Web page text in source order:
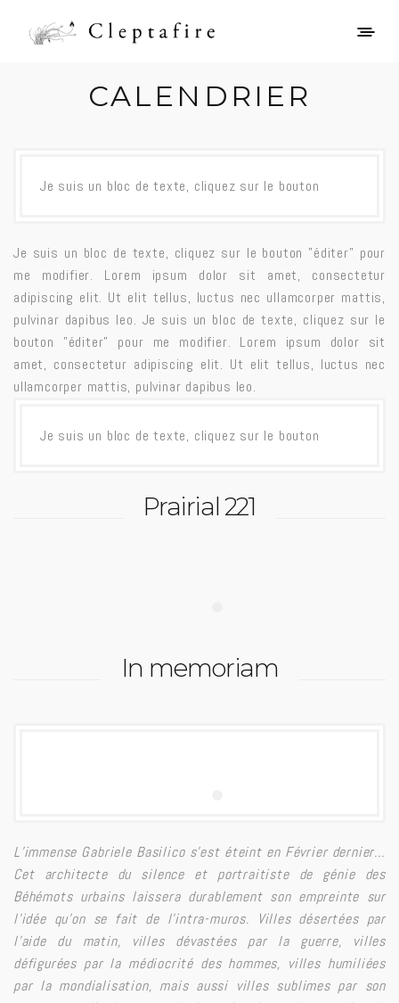
CALENDRIER
Je suis un bloc de texte, cliquez sur le bouton
Je suis un bloc de texte, cliquez sur le bouton ”éditer” pour
me modifier. Lorem ipsum dolor sit amet, consectetur
adipiscing elit. Ut elit tellus, luctus nec ullamcorper mattis,
pulvinar dapibus leo. Je suis un bloc de texte, cliquez sur le
bouton ”éditer” pour me modifier. Lorem ipsum dolor sit
amet, consectetur adipiscing elit. Ut elit tellus, luctus nec
ullamcorper mattis, pulvinar dapibus leo.
Je suis un bloc de texte, cliquez sur le bouton
Prairial 221
In memoriam
L’immense Gabriele Basilico s’est éteint en Février dernier…
Cet architecte du silence et portraitiste de génie des
Béhémots urbains laissera durablement son empreinte sur
l’idée qu’on se fait de l’intra-muros. Villes désertées par
l’aide du matin, villes dévastées par la guerre, villes
défigurées par la médiocrité des hommes, villes humiliées
par la mondialisation, mais aussi villes sublimes par son